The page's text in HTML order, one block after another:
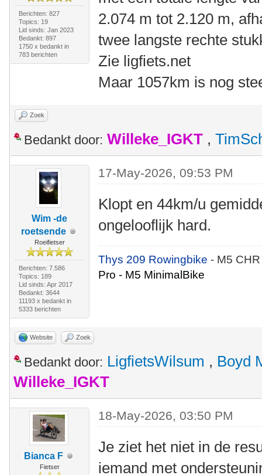
Berichten: 827
Topics: 19
Lid sinds: Jan 2023
Bedankt: 897
1750 x bedankt in
783 berichten
2.074 m tot 2.120 m,
twee langste rechte
Zie ligfiets.net
Maar 1057km is nog
Zoek
Bedankt door: Willeke_IGKT ,
Wim -de
roetsende
Roeifietser
Berichten: 7.586
Topics: 189
Lid sinds: Apr 2017
Bedankt: 3644
11193 x bedankt in
5333 berichten
17-May-2026, 09:53 PM
Klopt en 44km/u
ongelooflijk hard.
Thys 209 Rowingbike- M5
Pro - M5 MinimalBike
Website Zoek
Bedankt door: LigfietsWilsum , Boyd
Willeke_IGKT
Bianca F
Fietser
18-May-2026, 03:50 PM
Je ziet het niet in de
iemand met